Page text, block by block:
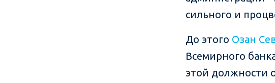
сильного и
До этого Озан
Всемирного
этой должности